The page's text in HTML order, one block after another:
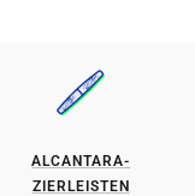
ALCANTARA-
ZIERLEISTEN